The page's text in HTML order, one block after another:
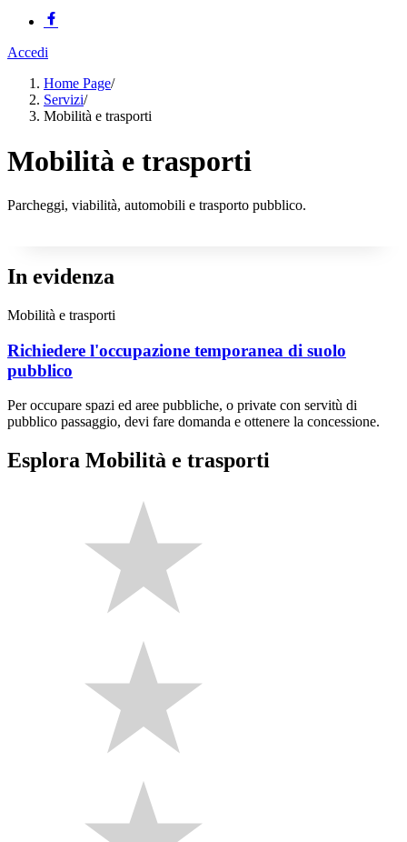
Accedi
Home Page/
Servizi/
Mobilità e trasporti
Mobilità e trasporti
Parcheggi, viabilità, automobili e trasporto pubblico.
In evidenza
Mobilità e trasporti
Richiedere l'occupazione temporanea di suolo
pubblico
Per occupare spazi ed aree pubbliche, o private con servitù di
pubblico passaggio, devi fare domanda e ottenere la concessione.
Esplora Mobilità e trasporti